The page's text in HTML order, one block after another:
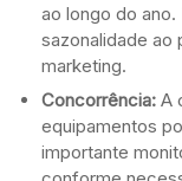
ao longo do
sazonalidade ao
marketing.
Concorrência: A
equipamentos
importante